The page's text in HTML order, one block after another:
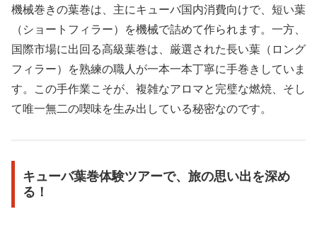
機械巻きの葉巻は、主にキューバ国内消費向けで、短い葉
（ショートフィラー）を機械で詰めて作られます。一方、
国際市場に出回る高級葉巻は、厳選された長い葉（ロング
フィラー）を熟練の職人が一本一本丁寧に手巻きしていま
す。この手作業こそが、複雑なアロマと完璧な燃焼、そし
て唯一無二の喫味を生み出している秘密なのです。
キューバ葉巻体験ツアーで、旅の思い出を深め
る！